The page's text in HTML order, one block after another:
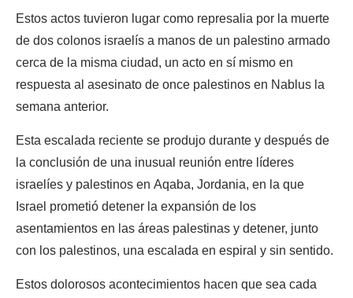
Estos actos tuvieron lugar como represalia por la muerte
de dos colonos israelís a manos de un palestino armado
cerca de la misma ciudad, un acto en sí mismo en
respuesta al asesinato de once palestinos en Nablus la
semana anterior.
Esta escalada reciente se produjo durante y después de
la conclusión de una inusual reunión entre líderes
israelíes y palestinos en Aqaba, Jordania, en la que
Israel prometió detener la expansión de los
asentamientos en las áreas palestinas y detener, junto
con los palestinos, una escalada en espiral y sin sentido.
Estos dolorosos acontecimientos hacen que sea cada